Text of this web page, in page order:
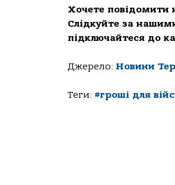
Хочете повідомити
Слідкуйте за
підключайтеся до
Джерело: Новини
Теги: #гроші для